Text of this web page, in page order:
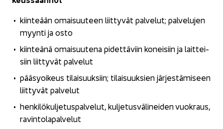
kiin­te­ään omai­suu­teen liit­ty­vät pal­ve­lut; pal­ve­lu­jen
myyn­ti ja osto
kiin­teä­nä omai­suu­te­na pi­det­tä­viin ko­nei­siin ja lait­tei­
siin liit­ty­vät pal­ve­lut
pää­sy­oi­keus ti­lai­suuk­siin; ti­lai­suuk­sien jär­jes­tä­mi­seen
liit­ty­vät pal­ve­lut
hen­ki­lö­kul­je­tus­pal­ve­lut, kul­je­tus­vä­li­nei­den vuo­kraus,
ra­vin­to­la­pal­ve­lut